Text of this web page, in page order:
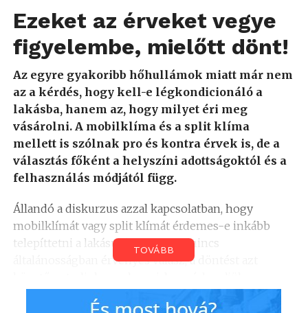
Ezeket az érveket vegye
figyelembe, mielőtt dönt!
Az egyre gyakoribb hőhullámok miatt már nem
az a kérdés, hogy kell-e légkondicionáló a
lakásba, hanem az, hogy milyet éri meg
vásárolni. A mobilklíma és a split klíma
mellett is szólnak pro és kontra érvek is, de a
választás főként a helyszíni adottságoktól és a
felhasználás módjától függ.
Állandó a diskurzus azzal kapcsolatban, hogy
mobilklímát vagy split klímát érdemes-e inkább
telepíttetni a lakásunkba, de erre nincs
általánosságban érvényes válasz, a döntést azt
igényeinket és az ingatlan paramétereit egyaránt.
TOVÁBB